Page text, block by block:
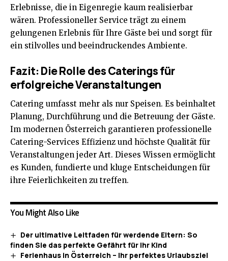
Erlebnisse, die in Eigenregie kaum realisierbar
wären. Professioneller Service trägt zu einem
gelungenen Erlebnis für Ihre Gäste bei und sorgt für
ein stilvolles und beeindruckendes Ambiente.
Fazit: Die Rolle des Caterings für
erfolgreiche Veranstaltungen
Catering umfasst mehr als nur Speisen. Es beinhaltet
Planung, Durchführung und die Betreuung der Gäste.
Im modernen Österreich garantieren professionelle
Catering-Services Effizienz und höchste Qualität für
Veranstaltungen jeder Art. Dieses Wissen ermöglicht
es Kunden, fundierte und kluge Entscheidungen für
ihre Feierlichkeiten zu treffen.
You Might Also Like
Der ultimative Leitfaden für werdende Eltern: So
finden Sie das perfekte Gefährt für Ihr Kind
Ferienhaus in Österreich – Ihr perfektes Urlaubsziel